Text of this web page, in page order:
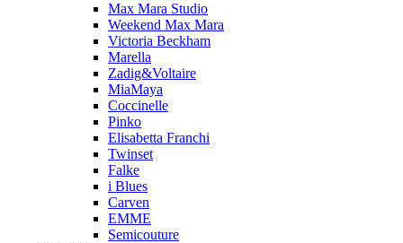
Max Mara Studio
Weekend Max Mara
Victoria Beckham
Marella
Zadig&Voltaire
MiaMaya
Coccinelle
Pinko
Elisabetta Franchi
Twinset
Falke
i Blues
Carven
EMME
Semicouture